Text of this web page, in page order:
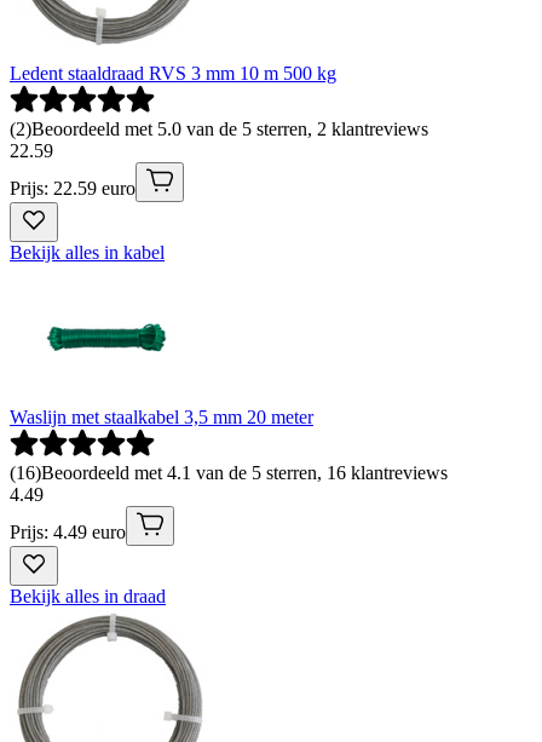
Ledent staaldraad RVS 3 mm 10 m 500 kg
(2)Beoordeeld met 5.0 van de 5 sterren, 2 klantreviews
22.59
Prijs: 22.59 euro
Bekijk alles in kabel
Waslijn met staalkabel 3,5 mm 20 meter
(16)Beoordeeld met 4.1 van de 5 sterren, 16 klantreviews
4.49
Prijs: 4.49 euro
Bekijk alles in draad